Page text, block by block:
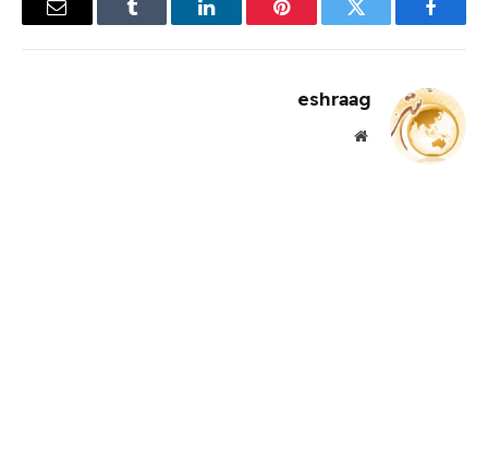
فيسبوك تويتر بينتيريستلينكدإن Tumblr
البريد
eshraag
موقع